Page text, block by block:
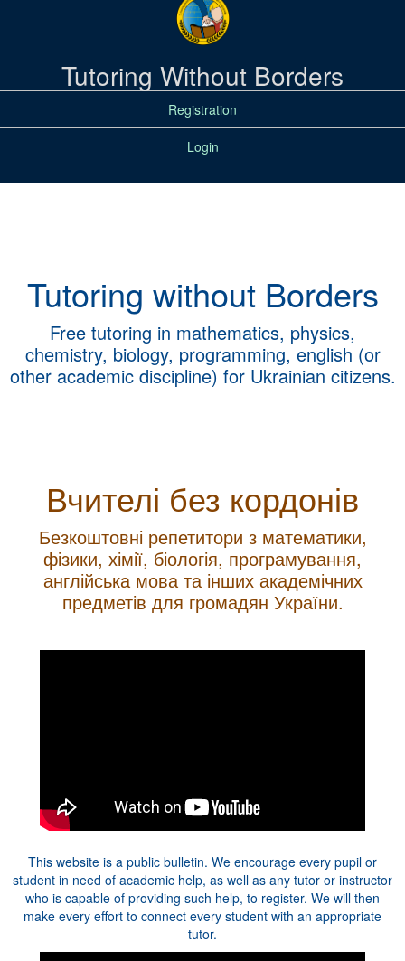
Tutoring Without Borders
Registration
Login
Tutoring without Borders
Free tutoring in mathematics, physics,
chemistry, biology, programming, english (or
other academic discipline) for Ukrainian citizens.
Вчителі без кордонів
Безкоштовні репетитори з математики,
фізики, хімії, біологія, програмування,
англійська мова та інших академічних
предметів для громадян України.
This website is a public bulletin. We encourage every pupil or
student in need of academic help, as well as any tutor or instructor
who is capable of providing such help, to register. We will then
make every effort to connect every student with an appropriate
tutor.